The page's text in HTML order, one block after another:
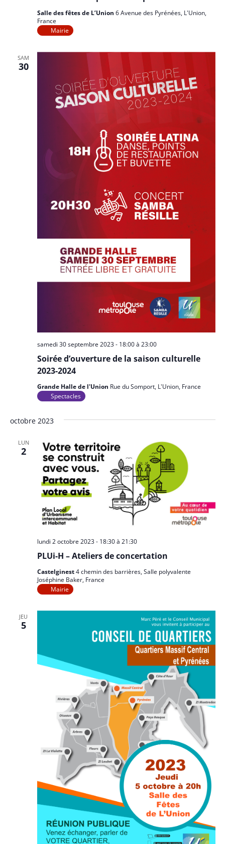
Salle des fêtes de L’Union 6 Avenue des Pyrénées, L'Union,
France
Mairie
SAM
30
Soirée d’ouverture de la saison culturelle
2023-2024
samedi 30 septembre 2023 - 18:00à 23:00
Grande Halle de l'Union Rue du Somport, L'Union, France
Spectacles
octobre 2023
LUN
2
PLUi-H – Ateliers de concertation
lundi 2 octobre 2023 - 18:30à 21:30
Castelginest4 chemin des barrières, Salle polyvalente
Joséphine Baker, France
Mairie
JEU
5